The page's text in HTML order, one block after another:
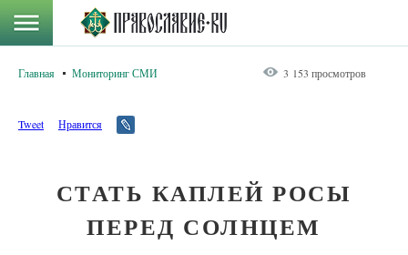
Главная Мониторинг СМИ 3 153 просмотров
Tweet Нравится
СТАТЬ КАПЛЕЙ РОСЫ
ПЕРЕД СОЛНЦЕМ